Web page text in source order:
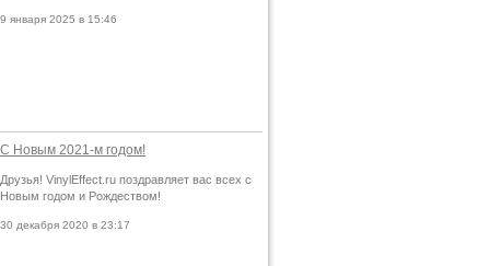
9 января 2025 в 15:46
С Новым 2021-м годом!
Друзья! VinylEffect.ru поздравляет вас всех с
Новым годом и Рождеством!
30 декабря 2020 в 23:17